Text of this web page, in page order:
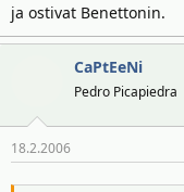
ja ostivat Benettonin.
CaPtEeNi
Pedro Picapiedra
18.2.2006